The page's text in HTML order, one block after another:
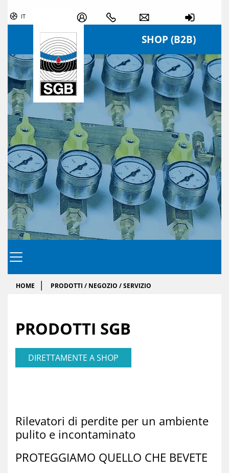
IT
SHOP (B2B)
HOME PRODOTTI / NEGOZIO / SERVIZIO
PRO­DOTTI SGB
DIRETTAMENTE A SHOP
Ri­le­va­to­ri di per­di­te per un am­bien­te
pu­li­to e in­con­ta­mi­na­to
PRO­TEGGIA­MO QUELLO CHE BE­VE­TE